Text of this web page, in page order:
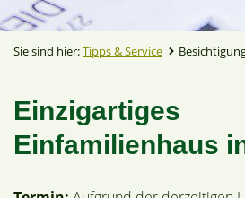
Sie sind hier:Tipps & Service
Einzigartiges
Einfamilienhaus